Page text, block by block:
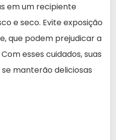
em um recipiente
e seco. Evite exposição
que podem prejudicar a
esses cuidados, suas
manterão deliciosas